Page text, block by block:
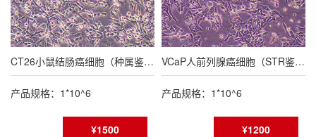
CT26小鼠结肠癌细胞（种属鉴定报告/STR鉴定报告）
产品规格：1*10^6
¥1500
VCaP人前列腺癌细胞（STR鉴定报告）
产品规格：1*10^6
¥1200